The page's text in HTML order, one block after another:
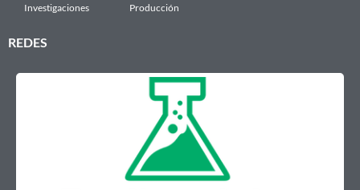
Investigaciones
Producción
REDES